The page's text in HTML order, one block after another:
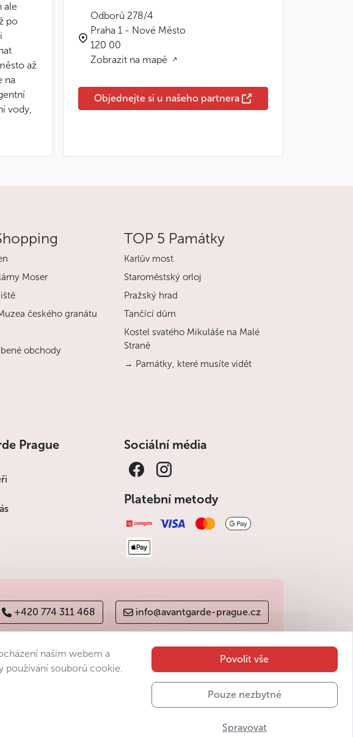
ale
po
až
na
vody,
Odborů 278/4
Praha 1 - Nové Město
120 00
Zobrazit na mapě
Objednejte si u našeho partnera
Moser
českého granátu
obchody
TOP 5 Památky
Karlův most
Staroměstský orloj
Pražský hrad
Tančící dům
Kostel svatého Mikuláše na Malé
Straně
→ Památky, které musíte vidět
Prague Sociální média
Platební metody
+420 774 311 468 info@avantgarde-prague.cz
Sitemap
našim webem a
používání souborů cookie.
Povolit vše
Pouze nezbytné
Spravovat